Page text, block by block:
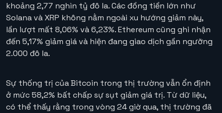
khoảng 2,77 nghìn tỷ đô la. Các đồng tiền lớn như
Solana và XRP không nằm ngoài xu hướng giảm này,
lần lượt mất 8,06% và 6,23%. Ethereum cũng ghi nhận
đến 5,17% giảm giá và hiện đang giao dịch gần ngưỡng
2.000 đô la.
Sự thống trị của Bitcoin trong thị trường vẫn ổn định
ở mức 58,2% bất chấp sự sụt giảm giá trị. Từ dữ liệu,
có thể thấy rằng trong vòng 24 giờ qua, thị trường đã